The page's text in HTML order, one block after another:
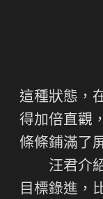
這種狀態，
得加倍直觀
條條鋪滿了
汪君介紹
目標錄進，